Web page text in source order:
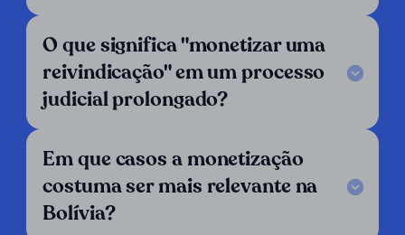
O que significa "monetizar uma
reivindicação" em um processo
judicial prolongado?
Em que casos a monetização
costuma ser mais relevante na
Bolívia?
Alemanha Argentina
Áustria
Bélgica
Bolívia
Brasil
Chile
Colômbia
Equador
Espanha
Finlândia
França
Grécia
Guatemala
Honduras